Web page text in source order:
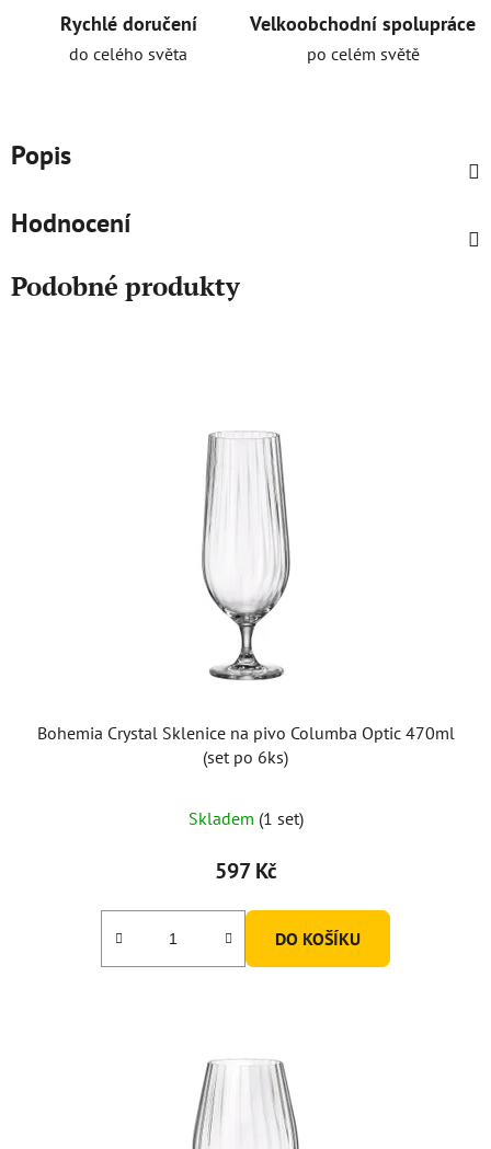
Rychlé doručení
do celého světa
Velkoobchodní spolupráce
po celém světě
Popis
Hodnocení
Podobné produkty
Bohemia Crystal Sklenice na pivo Columba Optic 470ml
(set po 6ks)
Skladem (1 set)
597 Kč
DO KOŠÍKU